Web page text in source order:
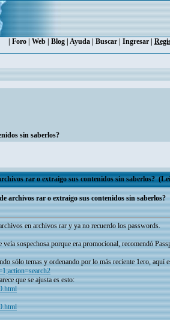
Foro| Web| Blog| Ayuda| Buscar| Ingresar|
sin saberlos?
rar o extraigo sus contenidos sin saberlos?
archivos rar o extraigo sus contenidos sin saberlos?
en archivos rar y ya no recuerdo los passwords.
veía sospechosa porque era promocional, recomendó
sólo temas y ordenando por lo más reciente 1ero, aquí
que se ajusta es esto: